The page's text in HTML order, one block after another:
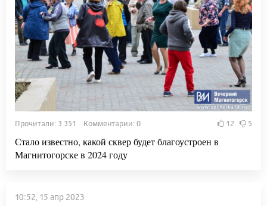
Прочитали: 3 351 Комментарии: 0 12 5
Стало известно, какой сквер будет благоустроен в
Магнитогорске в 2024 году
10:52, 15 апр 2023